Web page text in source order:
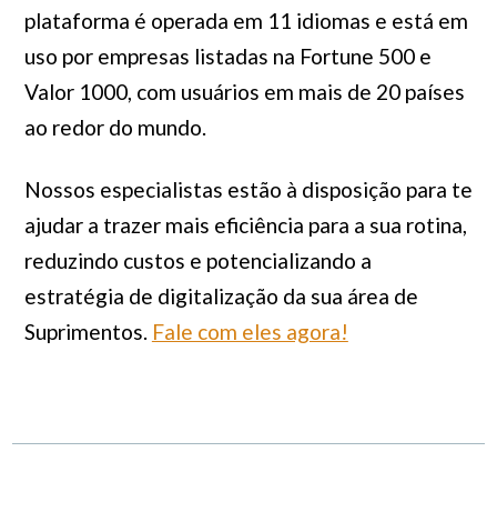
plataforma é operada em 11 idiomas e está em
uso por empresas listadas na Fortune 500 e
Valor 1000, com usuários em mais de 20 países
ao redor do mundo.
Nossos especialistas estão à disposição para te
ajudar a trazer mais eficiência para a sua rotina,
reduzindo custos e potencializando a
estratégia de digitalização da sua área de
Suprimentos. Fale com eles agora!